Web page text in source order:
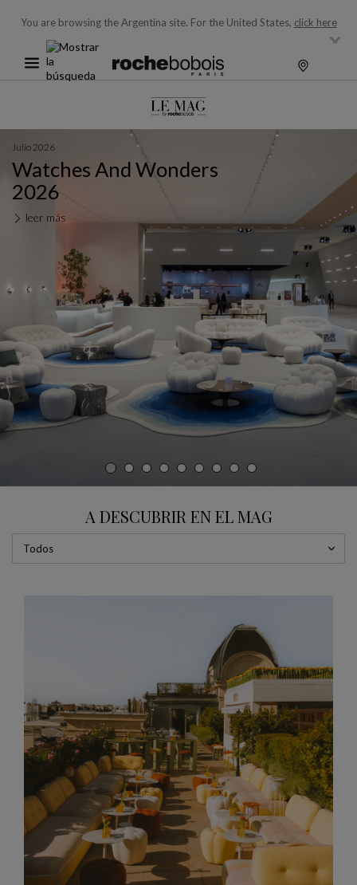
You are browsing the Argentina site. For the United States, click here
Julio 2026
Watches And Wonders
2026
leer más
A DESCUBRIR EN EL MAG